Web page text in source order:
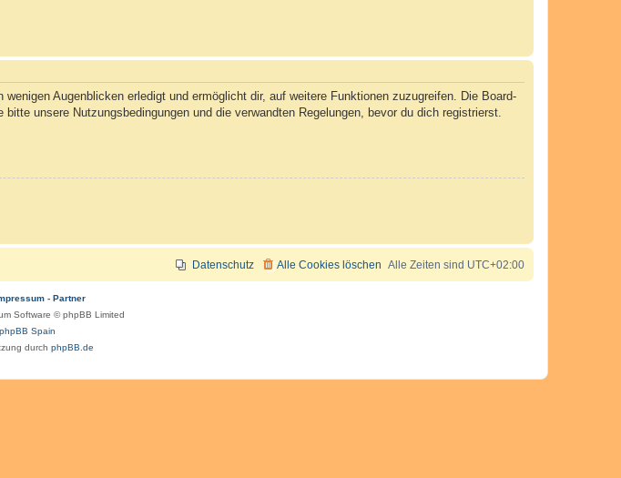
Augenblicken erledigt und ermöglicht dir, auf weitere Funktionen zuzugreifen. Die Board-
unsere Nutzungsbedingungen und die verwandten Regelungen, bevor du dich registrierst.
Alle Zeiten sind UTC+02:00
Alle Cookies löschen
Datenschutz
- Partner
Software © phpBB Limited
phpBB Spain
durch phpBB.de